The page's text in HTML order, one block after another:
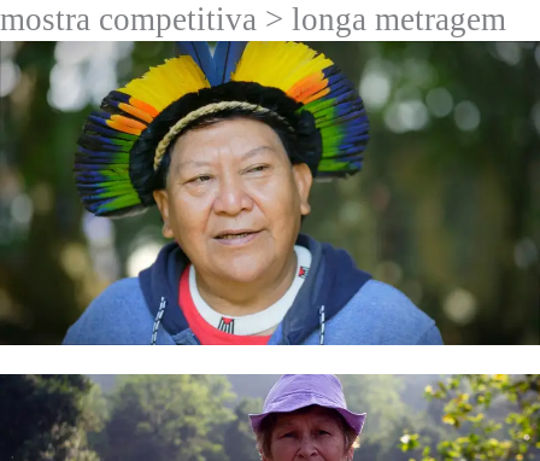
mostra competitiva > longa metragem